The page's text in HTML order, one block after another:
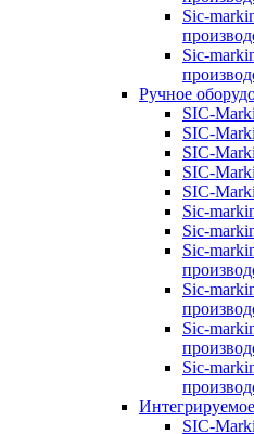
Sic-
Sic-
Ручное
SIC-
SIC-
SIC-
SIC-
SIC-
Sic-
Sic-
Sic-
Sic-
Sic-
Sic-
SIC-